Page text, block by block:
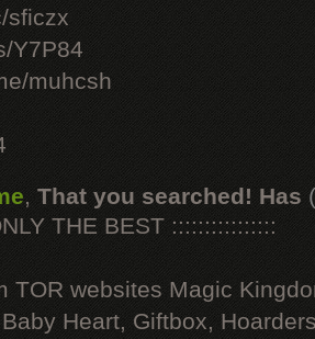
sficzx
Y7P84
muhcsh
, That you searched! Has
THE BEST ::::::::::::::::
TOR websites Magic
Heart, Giftbox,